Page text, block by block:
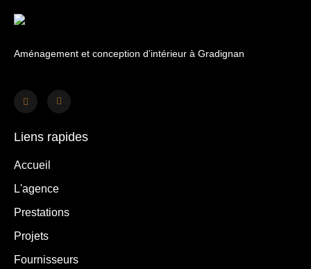
Aménagement et conception d’intérieur à Gradignan
Liens rapides
Accueil
L'agence
Prestations
Projets
Fournisseurs